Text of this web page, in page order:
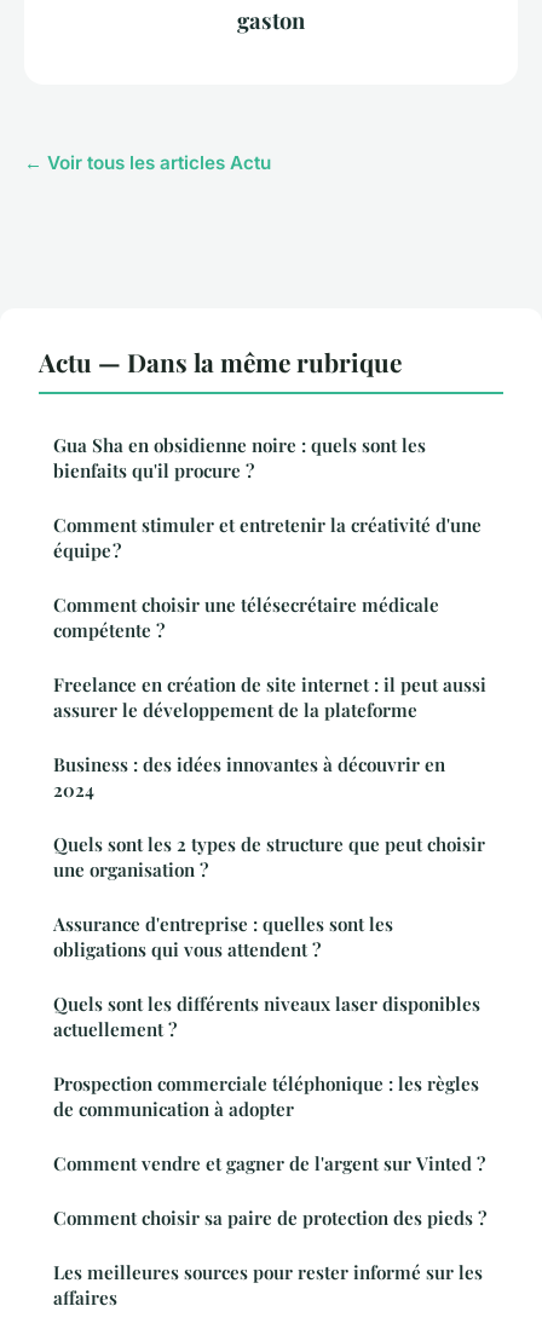
gaston
← Voir tous les articles Actu
Actu — Dans la même rubrique
Gua Sha en obsidienne noire : quels sont les
bienfaits qu'il procure ?
Comment stimuler et entretenir la créativité d'une
équipe ?
Comment choisir une télésecrétaire médicale
compétente ?
Freelance en création de site internet : il peut aussi
assurer le développement de la plateforme
Business : des idées innovantes à découvrir en
2024
Quels sont les 2 types de structure que peut choisir
une organisation ?
Assurance d'entreprise : quelles sont les
obligations qui vous attendent ?
Quels sont les différents niveaux laser disponibles
actuellement ?
Prospection commerciale téléphonique : les règles
de communication à adopter
Comment vendre et gagner de l'argent sur Vinted ?
Comment choisir sa paire de protection des pieds ?
Les meilleures sources pour rester informé sur les
affaires